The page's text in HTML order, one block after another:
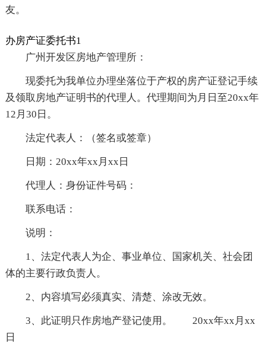
友。
办房产证委托书1
广州开发区房地产管理所：
现委托为我单位办理坐落位于产权的房产证登记手续
及领取房地产证明书的代理人。代理期间为月日至20xx年
12月30日。
法定代表人：（签名或签章）
日期：20xx年xx月xx日
代理人：身份证件号码：
联系电话：
说明：
1、法定代表人为企、事业单位、国家机关、社会团
体的主要行政负责人。
2、内容填写必须真实、清楚、涂改无效。
3、此证明只作房地产登记使用。 20xx年xx月xx
日